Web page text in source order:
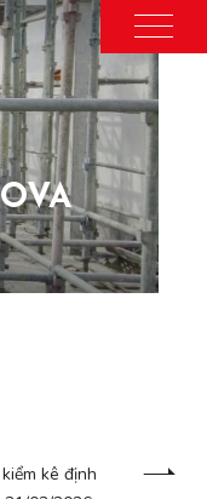
kê định